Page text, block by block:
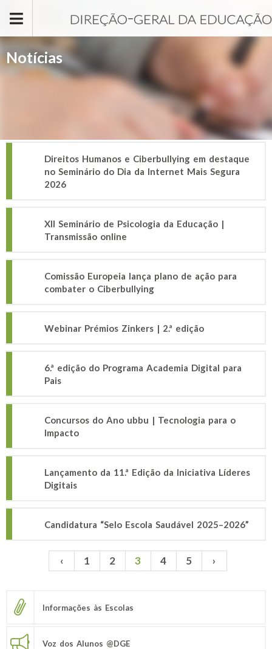
Notícias
Direitos Humanos e Ciberbullying em destaque
no Seminário do Dia da Internet Mais Segura
2026
XII Seminário de Psicologia da Educação |
Transmissão online
Comissão Europeia lança plano de ação para
combater o Ciberbullying
Webinar Prémios Zinkers | 2.ª edição
6.ª edição do Programa Academia Digital para
Pais
Concursos do Ano ubbu | Tecnologia para o
Impacto
Lançamento da 11.ª Edição da Iniciativa Líderes
Digitais
Candidatura “Selo Escola Saudável 2025–2026”
Páginas ‹ 1 2 3 4 5 ›
Informações às Escolas
Voz dos Alunos @DGE